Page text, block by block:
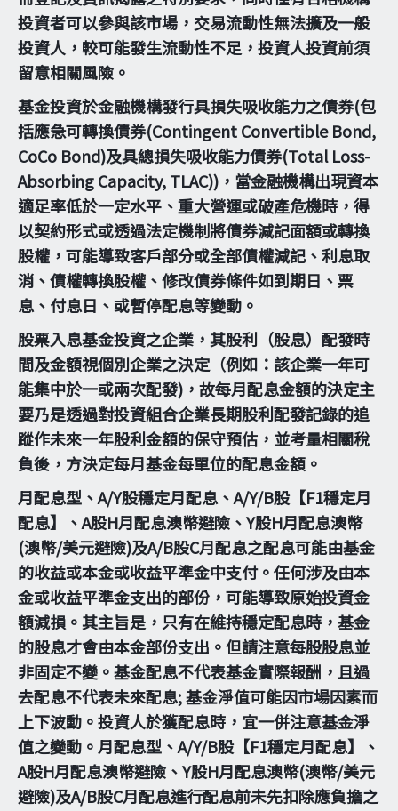
投資者可以參與該市場，交易流動性無法擴及一般
投資人，較可能發生流動性不足，投資人投資前須
留意相關風險。
基金投資於金融機構發行具損失吸收能力之債券(包
括應急可轉換債券(Contingent Convertible Bond,
CoCo Bond)及具總損失吸收能力債券(Total Loss-
Absorbing Capacity, TLAC))，當金融機構出現資本
適足率低於一定水平、重大營運或破產危機時，得
以契約形式或透過法定機制將債券減記面額或轉換
股權，可能導致客戶部分或全部債權減記、利息取
消、債權轉換股權、修改債券條件如到期日、票
息、付息日、或暫停配息等變動。
股票入息基金投資之企業，其股利（股息）配發時
間及金額視個別企業之決定（例如：該企業一年可
能集中於一或兩次配發)，故每月配息金額的決定主
要乃是透過對投資組合企業長期股利配發記錄的追
蹤作未來一年股利金額的保守預估，並考量相關稅
負後，方決定每月基金每單位的配息金額。
月配息型、A/Y股穩定月配息、A/Y/B股【F1穩定月
配息】、A股H月配息澳幣避險、Y股H月配息澳幣
(澳幣/美元避險)及A/B股C月配息之配息可能由基金
的收益或本金或收益平準金中支付。任何涉及由本
金或收益平準金支出的部份，可能導致原始投資金
額減損。其主旨是，只有在維持穩定配息時，基金
的股息才會由本金部份支出。但請注意每股股息並
非固定不變。基金配息不代表基金實際報酬，且過
去配息不代表未來配息; 基金淨值可能因市場因素而
上下波動。投資人於獲配息時，宜一併注意基金淨
值之變動。月配息型、A/Y/B股【F1穩定月配息】、
A股H月配息澳幣避險、Y股H月配息澳幣(澳幣/美元
避險)及A/B股C月配息進行配息前未先扣除應負擔之